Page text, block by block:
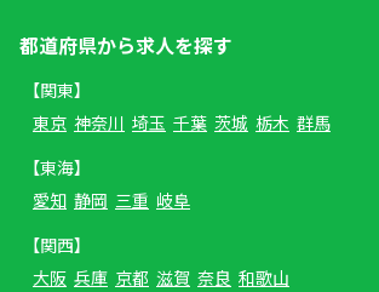
都道府県から求人を探す
【関東】
東京 神奈川 埼玉 千葉 茨城 栃木 群馬
【東海】
愛知 静岡 三重 岐阜
【関西】
大阪 兵庫 京都 滋賀 奈良 和歌山